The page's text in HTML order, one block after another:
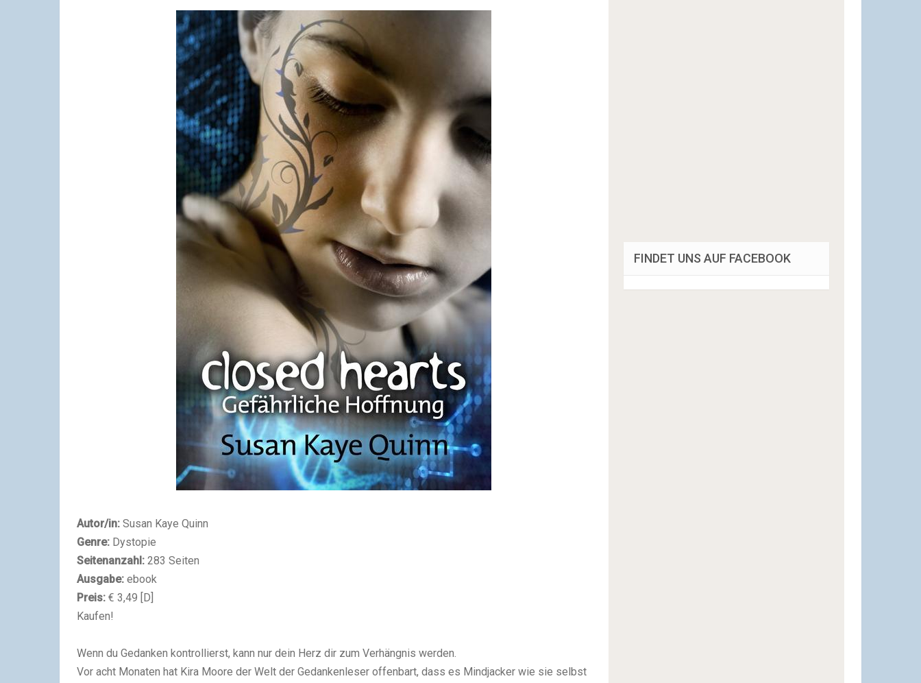
Autor/in: Susan Kaye Quinn
Genre: Dystopie
Seitenanzahl: 283 Seiten
Ausgabe: ebook
Preis: € 3,49 [D]
Kaufen!
Wenn du Gedanken kontrollierst, kann nur dein Herz dir zum Verhängnis werden.
Vor acht Monaten hat Kira Moore der Welt der Gedankenleser offenbart, dass es Mindjacker wie sie selbst
FINDET UNS AUF FACEBOOK